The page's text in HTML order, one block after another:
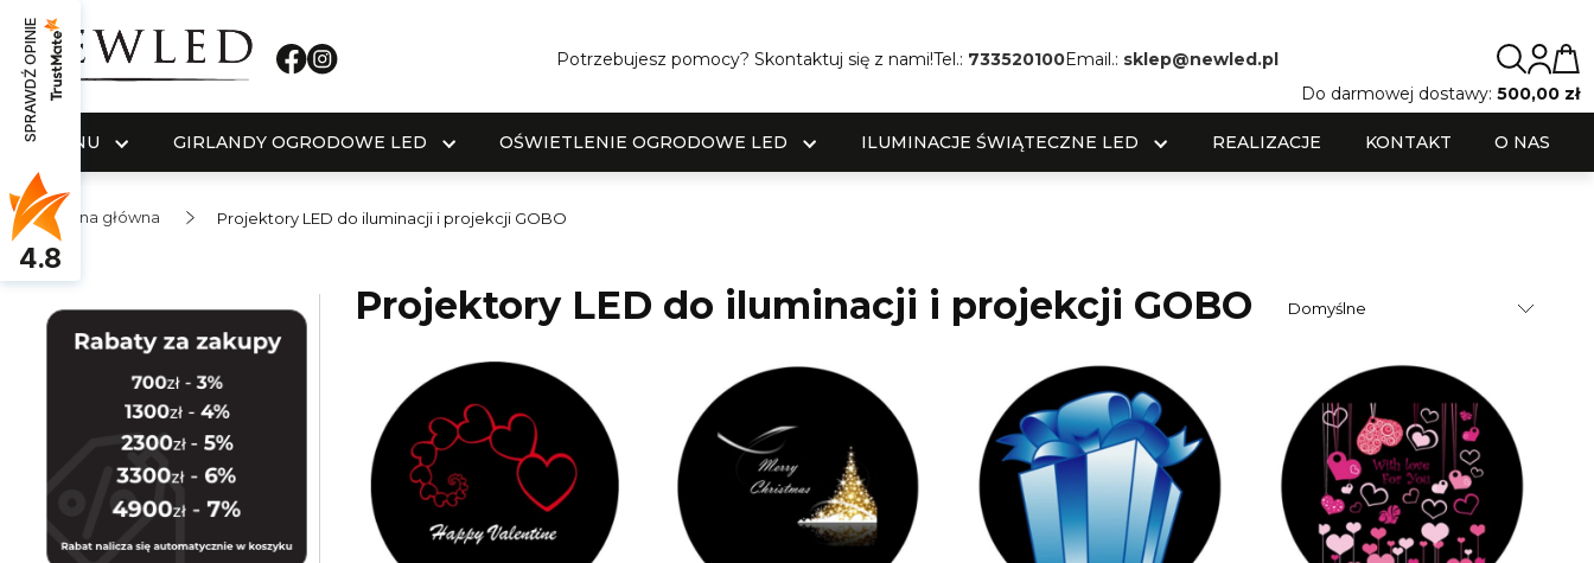
Potrzebujesz pomocy? Skontaktuj się z nami!Tel.: 733520100Email.: sklep@newled.pl
Do darmowej dostawy: 500,00 zł
MENU GIRLANDY OGRODOWE LED OŚWIETLENIE OGRODOWE LED ILUMINACJE ŚWIĄTECZNE LED REALIZACJE KONTAKT O NAS
Strona główna Projektory LED do iluminacji i projekcji GOBO
Projektory LED do iluminacji i projekcji GOBO
SPRAWDŹ OPINIE
4.8